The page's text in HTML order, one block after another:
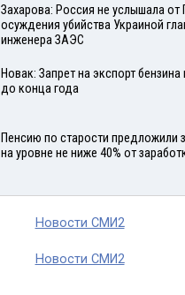
Захарова: Россия не услышала от
осуждения убийства Украиной
инженера ЗАЭС
Новак: Запрет на экспорт бензина
до конца года
Пенсию по старости предложили
на уровне не ниже 40% от
Новости СМИ2
Новости СМИ2